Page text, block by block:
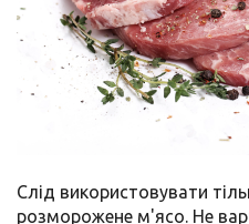
Слід використовувати
розморожене м'ясо. Не